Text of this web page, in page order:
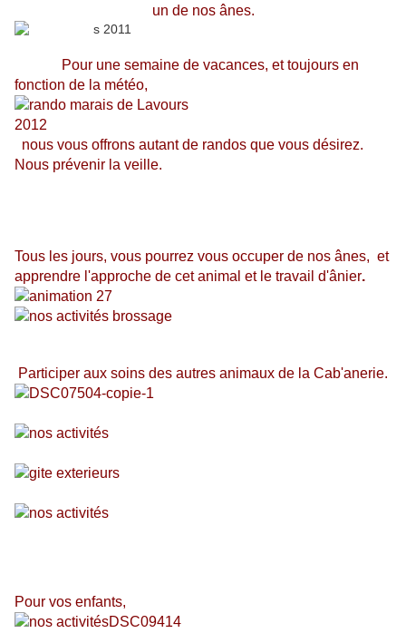
un de nos ânes.
Pour une semaine de vacances, et toujours en
fonction de la météo,
nous vous offrons autant de randos que vous désirez.
Nous prévenir la veille.
Tous les jours, vous pourrez vous occuper de nos ânes, et
apprendre l'approche de cet animal et le travail d'ânier.
Participer aux soins des autres animaux de la Cab'anerie.
Pour vos enfants,